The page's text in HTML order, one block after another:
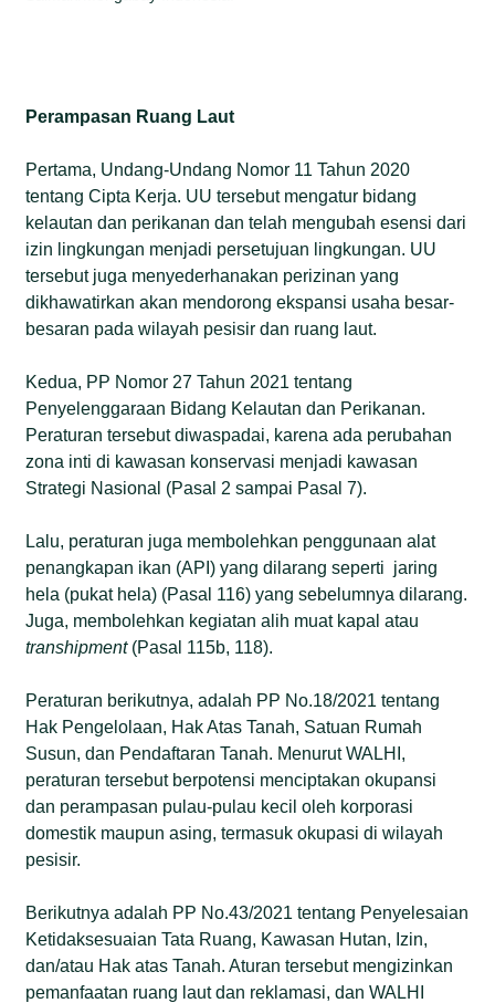
Perampasan Ruang Laut
Pertama, Undang-Undang Nomor 11 Tahun 2020
tentang Cipta Kerja. UU tersebut mengatur bidang
kelautan dan perikanan dan telah mengubah esensi dari
izin lingkungan menjadi persetujuan lingkungan. UU
tersebut juga menyederhanakan perizinan yang
dikhawatirkan akan mendorong ekspansi usaha besar-
besaran pada wilayah pesisir dan ruang laut.
Kedua, PP Nomor 27 Tahun 2021 tentang
Penyelenggaraan Bidang Kelautan dan Perikanan.
Peraturan tersebut diwaspadai, karena ada perubahan
zona inti di kawasan konservasi menjadi kawasan
Strategi Nasional (Pasal 2 sampai Pasal 7).
Lalu, peraturan juga membolehkan penggunaan alat
penangkapan ikan (API) yang dilarang seperti jaring
hela (pukat hela) (Pasal 116) yang sebelumnya dilarang.
Juga, membolehkan kegiatan alih muat kapal atau
transhipment(Pasal 115b, 118).
Peraturan berikutnya, adalah PP No.18/2021 tentang
Hak Pengelolaan, Hak Atas Tanah, Satuan Rumah
Susun, dan Pendaftaran Tanah. Menurut WALHI,
peraturan tersebut berpotensi menciptakan okupansi
dan perampasan pulau-pulau kecil oleh korporasi
domestik maupun asing, termasuk okupasi di wilayah
pesisir.
Berikutnya adalah PP No.43/2021 tentang Penyelesaian
Ketidaksesuaian Tata Ruang, Kawasan Hutan, Izin,
dan/atau Hak atas Tanah. Aturan tersebut mengizinkan
pemanfaatan ruang laut dan reklamasi, dan WALHI